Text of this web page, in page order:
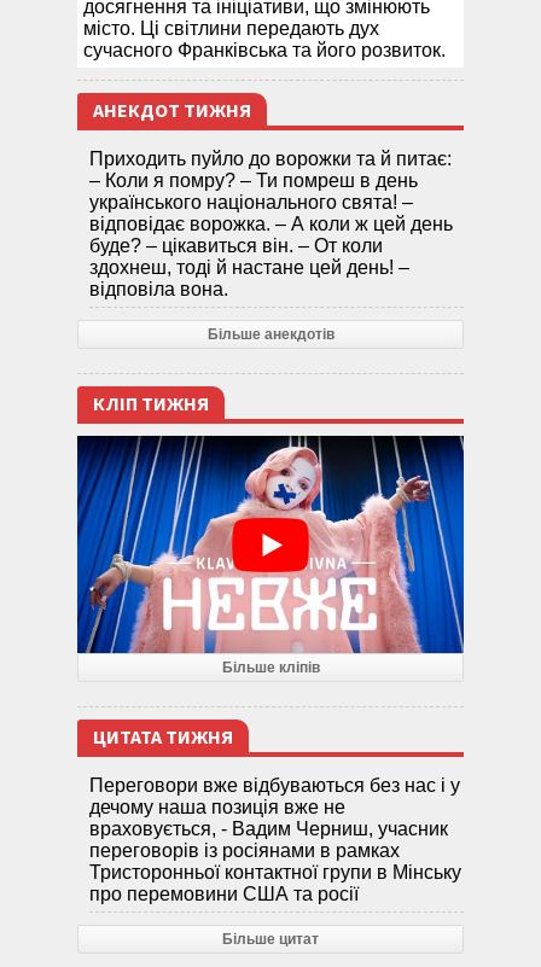
досягнення та ініціативи, що змінюють
місто. Ці світлини передають дух
сучасного Франківська та його розвиток.
АНЕКДОТ ТИЖНЯ
Приходить пуйло до ворожки та й питає:
– Коли я помру? – Ти помреш в день
українського національного свята! –
відповідає ворожка. – А коли ж цей день
буде? – цікавиться він. – От коли
здохнеш, тоді й настане цей день! –
відповіла вона.
Більше анекдотів
КЛІП ТИЖНЯ
Більше кліпів
ЦИТАТА ТИЖНЯ
Переговори вже відбуваються без нас і у
дечому наша позиція вже не
враховується, - Вадим Черниш, учасник
переговорів із росіянами в рамках
Тристоронньої контактної групи в Мінську
про перемовини США та росії
Більше цитат